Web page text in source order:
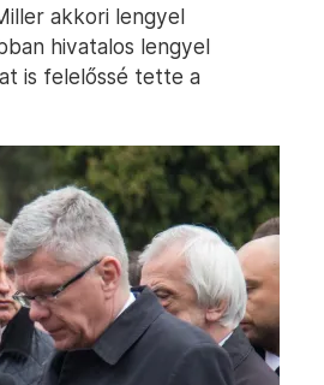
akkori lengyel
hivatalos lengyel
is felelőssé tette a